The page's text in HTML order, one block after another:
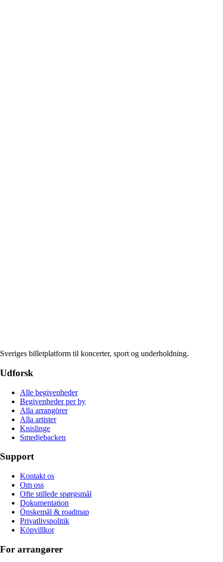
Sveriges billetplatform til koncerter, sport og underholdning.
Udforsk
Alle begivenheder
Begivenheder per by
Alla arrangörer
Alla artister
Knislinge
Smedjebacken
Support
Kontakt os
Om oss
Ofte stillede spørgsmål
Dokumentation
Önskemål & roadmap
Privatlivspolitik
Köpvillkor
For arrangører